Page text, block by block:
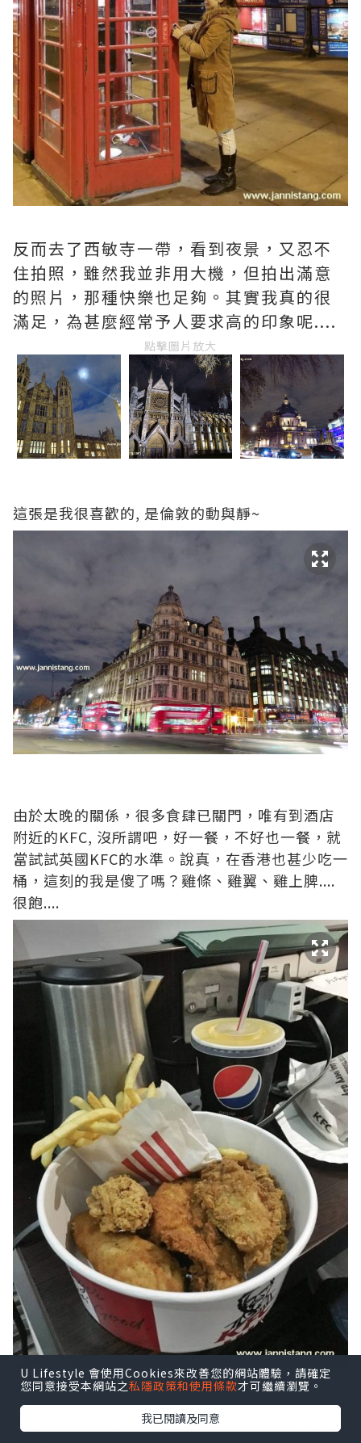
反而去了西敏寺一帶，看到夜景，又忍不
住拍照，雖然我並非用大機，但拍出滿意
的照片，那種快樂也足夠。其實我真的很
滿足，為甚麼經常予人要求高的印象呢....
點擊圖片放大
這張是我很喜歡的, 是倫敦的動與靜~
由於太晚的關係，很多食肆已關門，唯有到酒店
附近的KFC, 沒所謂吧，好一餐，不好也一餐，就
當試試英國KFC的水準。說真，在香港也甚少吃一
桶，這刻的我是傻了嗎？雞條、雞翼、雞上脾....
很飽....
這麼行程緊密的一天就此完結.
重溫Day 1, 可按:[英國] Day 1 - 倫敦到著
U Lifestyle 會使用Cookies來改善您的網站體驗，請確定
您同意接受本網站之私隱政策和使用條款才可繼續瀏覽。
我已閱讀及同意